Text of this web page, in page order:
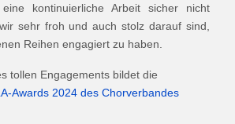
kontinuierliche Arbeit sicher nicht
sehr froh und auch stolz darauf sind,
Reihen engagiert zu haben.
tollen Engagements bildet die
Awards 2024 des Chorverbandes